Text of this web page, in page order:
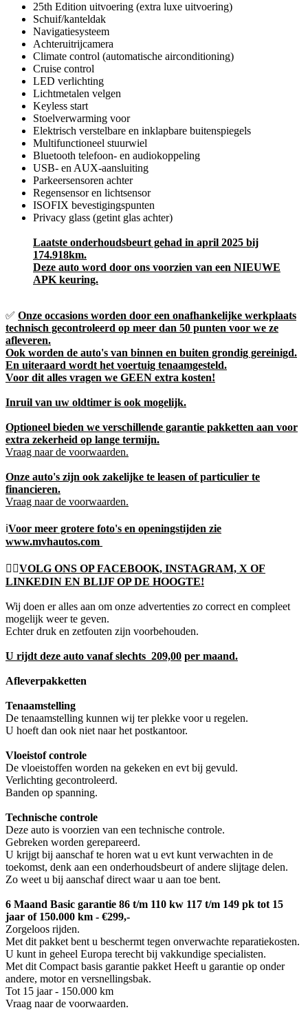
25th Edition uitvoering (extra luxe uitvoering)
Schuif/kanteldak
Navigatiesysteem
Achteruitrijcamera
Climate control (automatische airconditioning)
Cruise control
LED verlichting
Lichtmetalen velgen
Keyless start
Stoelverwarming voor
Elektrisch verstelbare en inklapbare buitenspiegels
Multifunctioneel stuurwiel
Bluetooth telefoon- en audiokoppeling
USB- en AUX-aansluiting
Parkeersensoren achter
Regensensor en lichtsensor
ISOFIX bevestigingspunten
Privacy glass (getint glas achter)
Laatste onderhoudsbeurt gehad in april 2025 bij
174.918km.
Deze auto word door ons voorzien van een NIEUWE
APK keuring.
✅ Onze occasions worden door een onafhankelijke werkplaats
technisch gecontroleerd op meer dan 50 punten voor we ze
afleveren.
Ook worden de auto's van binnen en buiten grondig gereinigd.
En uiteraard wordt het voertuig tenaamgesteld.
Voor dit alles vragen we GEEN extra kosten!
Inruil van uw oldtimer is ook mogelijk.
Optioneel bieden we verschillende garantie pakketten aan voor
extra zekerheid op lange termijn.
Vraag naar de voorwaarden.
Onze auto's zijn ook zakelijke te leasen of particulier te
financieren.
Vraag naar de voorwaarden.
ℹ️Voor meer grotere foto's en openingstijden zie
www.mvhautos.com
👍🏻VOLG ONS OP FACEBOOK, INSTAGRAM, X OF
LINKEDIN EN BLIJF OP DE HOOGTE!
Wij doen er alles aan om onze advertenties zo correct en compleet
mogelijk weer te geven.
Echter druk en zetfouten zijn voorbehouden.
U rijdt deze auto vanaf slechts 209,00 per maand.
Afleverpakketten
Tenaamstelling
De tenaamstelling kunnen wij ter plekke voor u regelen.
U hoeft dan ook niet naar het postkantoor.
Vloeistof controle
De vloeistoffen worden na gekeken en evt bij gevuld.
Verlichting gecontroleerd.
Banden op spanning.
Technische controle
Deze auto is voorzien van een technische controle.
Gebreken worden gerepareerd.
U krijgt bij aanschaf te horen wat u evt kunt verwachten in de
toekomst, denk aan een onderhoudsbeurt of andere slijtage delen.
Zo weet u bij aanschaf direct waar u aan toe bent.
6 Maand Basic garantie 86 t/m 110 kw 117 t/m 149 pk tot 15
jaar of 150.000 km - €299,-
Zorgeloos rijden.
Met dit pakket bent u beschermt tegen onverwachte reparatiekosten.
U kunt in geheel Europa terecht bij vakkundige specialisten.
Met dit Compact basis garantie pakket Heeft u garantie op onder
andere, motor en versnellingsbak.
Tot 15 jaar - 150.000 km
Vraag naar de voorwaarden.